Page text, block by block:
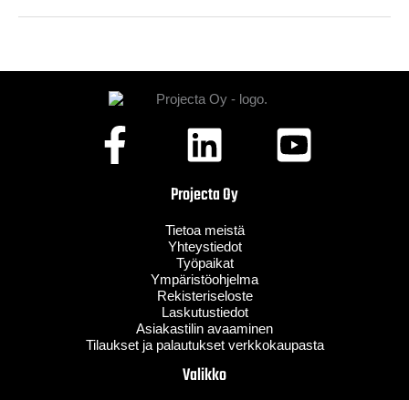
Projecta Oy
Tietoa meistä
Yhteystiedot
Työpaikat
Ympäristöohjelma
Rekisteriseloste
Laskutustiedot
Asiakastilin avaaminen
Tilaukset ja palautukset verkkokaupasta
Valikko